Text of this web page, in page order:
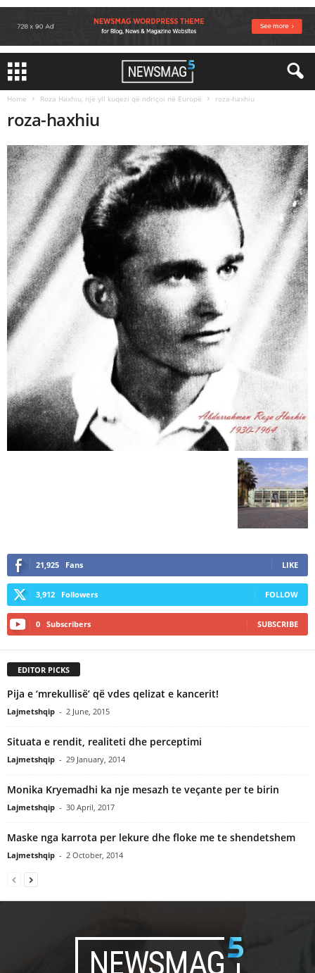
Home Roza Haxhiu, një yll kuqezi që ndriçoi në Europë roza-haxhiu
roza-haxhiu
21,925 Fans LIKE
3,912 Followers FOLLOW
0 Subscribers SUBSCRIBE
EDITOR PICKS
Pija e ‘mrekullisë’ që vdes qelizat e kancerit!
Lajmetshqip - 2 June, 2015
Situata e rendit, realiteti dhe perceptimi
Lajmetshqip - 29 January, 2014
Monika Kryemadhi ka nje mesazh te veçante per te birin
Lajmetshqip - 30 April, 2017
Maske nga karrota per lekure dhe floke me te shendetshem
Lajmetshqip - 2 October, 2014